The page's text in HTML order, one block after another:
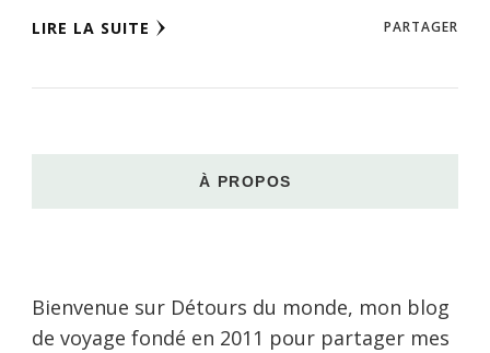
LIRE LA SUITE PARTAGER
À PROPOS
Bienvenue sur Détours du monde, mon blog
de voyage fondé en 2011 pour partager mes